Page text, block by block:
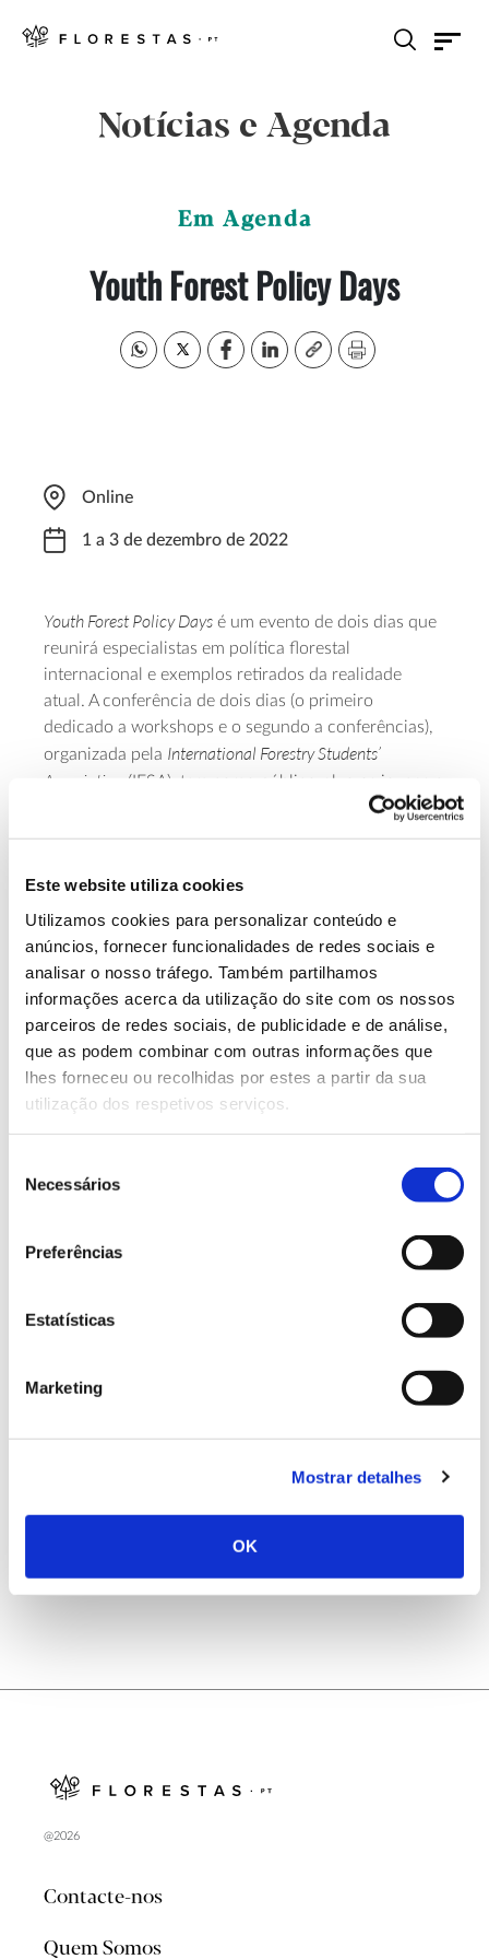
Este website utiliza cookies
Utilizamos cookies para personalizar conteúdo e
anúncios, fornecer funcionalidades de redes sociais e
analisar o nosso tráfego. Também partilhamos
informações acerca da utilização do site com os nossos
parceiros de redes sociais, de publicidade e de análise,
que as podem combinar com outras informações que
lhes forneceu ou recolhidas por estes a partir da sua
utilização dos respetivos serviços.
Necessários
Preferências
Estatísticas
Marketing
Mostrar detalhes
OK
Notícias e Agenda
Em Agenda
Youth Forest Policy Days
Online
1 a 3 de dezembro de 2022
Youth Forest Policy Days é um evento de dois dias que
reunirá especialistas em política florestal
internacional e exemplos retirados da realidade
atual. A conferência de dois dias (o primeiro
dedicado a workshops e o segundo a conferências),
organizada pela International Forestry Students’
Association
(IFSA), tem como público-alvo os jovens e
pretende fornecer-lhes conhecimento sobre as
8h00 de dia 1 de dezembro e final às 17h00 de dia 3
de dezembro, o registo é gratuito através
deste
formulário
Saiba mais sobre este evento
13.07.2026
Genoma do priolo e de outras espécies em risco:
conhecer para conservar
02.07.2026
Registar galhas de Trichi em acácia-das-espigas:
cidadãos chamados a ajudar
25.06.2026
Natureza e florestas procuram jovens voluntários
no verão 2026
@2026
Contacte-nos
Quem Somos